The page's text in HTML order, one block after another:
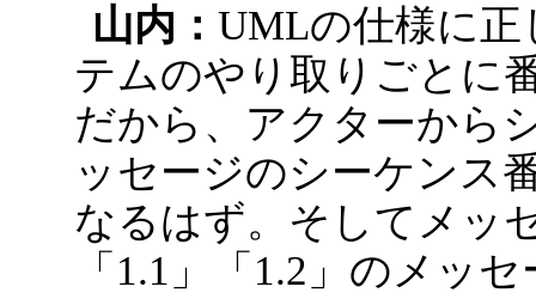
山内： UMLの仕様に
テムのやり取りごとに
だから、アクターから
ッセージのシーケンス
なるはず。そしてメッ
「1.1」「1.2」のメッ